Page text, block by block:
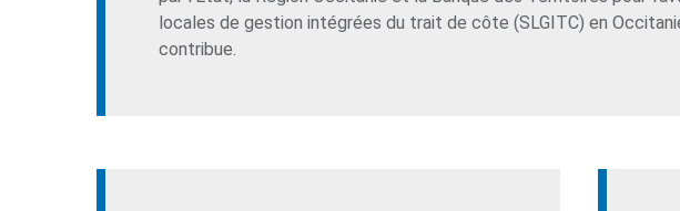
locales de gestion intégrées du trait de côte (SLGITC) en
contribue.